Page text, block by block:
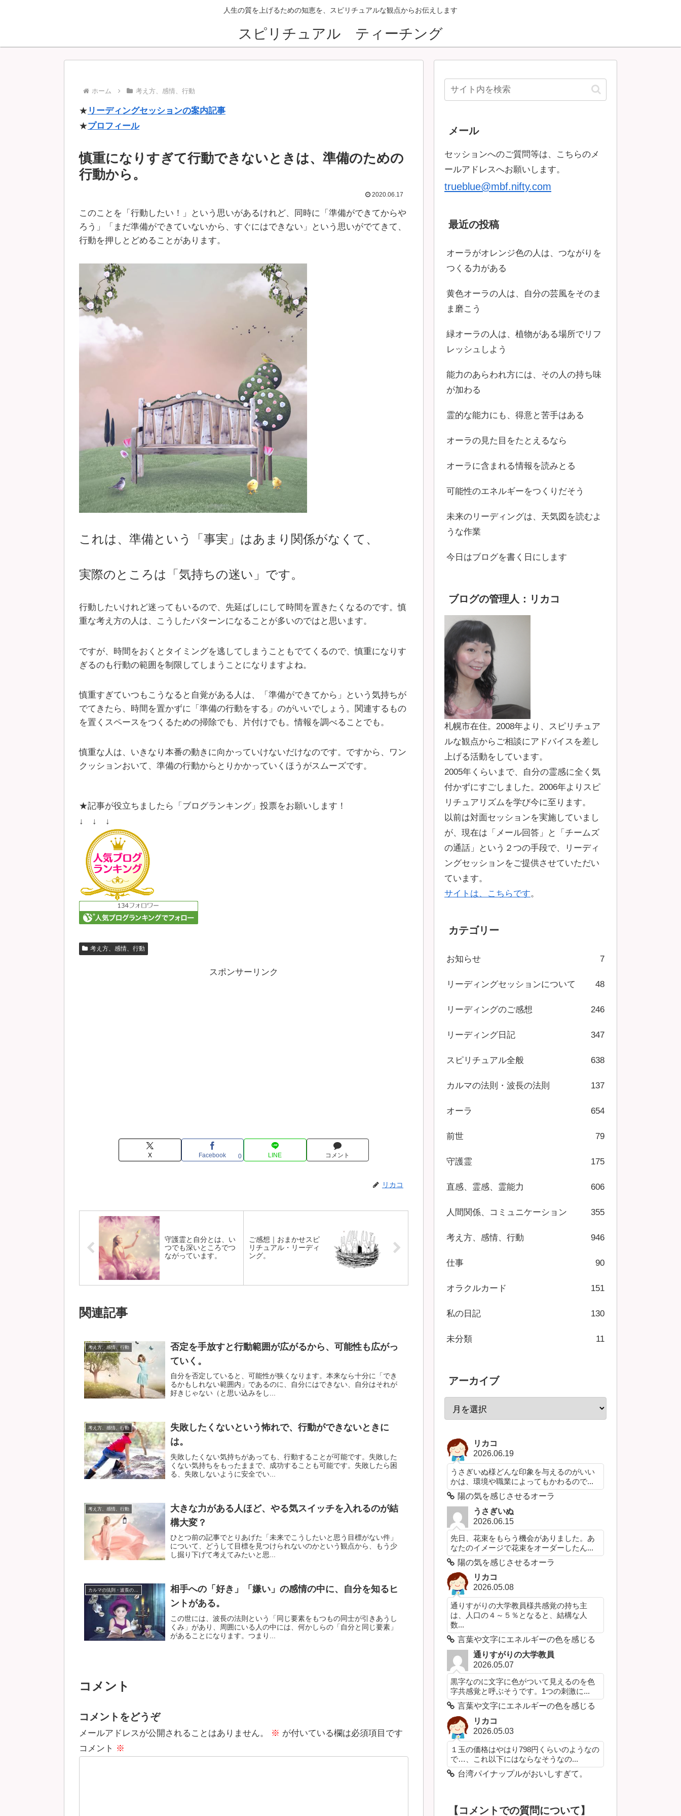
人生の質を上げるための知恵を、スピリチュアルな観点からお伝えします
スピリチュアル ティーチング
ホーム 考え方、感情、行動
★ リーディングセッションの案内記事
★プロフィール
慎重になりすぎて行動できないときは、準備のための
行動から。
2020.06.17
このことを「行動したい！」という思いがあるけれど、同時に「準備ができてからや
ろう」「まだ準備ができていないから、すぐにはできない」という思いがでてきて、
行動を押しとどめることがあります。
これは、準備という「事実」はあまり関係がなくて、
実際のところは「気持ちの迷い」です。
行動したいけれど迷ってもいるので、先延ばしにして時間を置きたくなるのです。慎
重な考え方の人は、こうしたパターンになることが多いのではと思います。
ですが、時間をおくとタイミングを逃してしまうこともでてくるので、慎重になりす
ぎるのも行動の範囲を制限してしまうことになりますよね。
慎重すぎていつもこうなると自覚がある人は、「準備ができてから」という気持ちが
でてきたら、時間を置かずに「準備の行動をする」のがいいでしょう。関連するもの
を置くスペースをつくるための掃除でも、片付けでも。情報を調べることでも。
慎重な人は、いきなり本番の動きに向かっていけないだけなのです。ですから、ワン
クッションおいて、準備の行動からとりかかっていくほうがスムーズです。
★記事が役立ちましたら「ブログランキング」投票をお願いします！
↓ ↓ ↓
考え方、感情、行動
スポンサーリンク
X Facebook 0 LINE コメント
リカコ
守護霊と自分とは、い
つでも深いところでつ
ながっています。
ご感想｜おまかせスピ
リチュアル・リーディ
ング。
関連記事
考え方、感情、行動
否定を手放すと行動範囲が広がるから、可能性も広がっ
ていく。
自分を否定していると、可能性が狭くなります。本来なら十分に「でき
るかもしれない範囲内」であるのに、自分にはできない、自分はそれが
好きじゃない（と思い込みをし...
考え方、感情、行動
失敗したくないという怖れで、行動ができないときに
は。
失敗したくない気持ちがあっても、行動することが可能です。失敗した
くない気持ちをもったままで、成功することも可能です。失敗したら困
る、失敗しないように安全でい...
考え方、感情、行動
大きな力がある人ほど、やる気スイッチを入れるのが結
構大変？
ひとつ前の記事でとりあげた「未来でこうしたいと思う目標がない件」
について、どうして目標を見つけられないのかという観点から、もう少
し掘り下げて考えてみたいと思...
カルマの法則・波長の法則
相手への「好き」「嫌い」の感情の中に、自分を知るヒ
ントがある。
この世には、波長の法則という「同じ要素をもつもの同士が引きあうし
くみ」があり、周囲にいる人の中には、何かしらの「自分と同じ要素」
があることになります。つまり...
コメント
コメントをどうぞ
メールアドレスが公開されることはありません。 ※ が付いている欄は必須項目です
コメント ※
メール
セッションへのご質問等は、こちらのメ
ールアドレスへお願いします。
trueblue@mbf.nifty.com
最近の投稿
オーラがオレンジ色の人は、つながりを
つくる力がある
黄色オーラの人は、自分の芸風をそのま
ま磨こう
緑オーラの人は、植物がある場所でリフ
レッシュしよう
能力のあらわれ方には、その人の持ち味
が加わる
霊的な能力にも、得意と苦手はある
オーラの見た目をたとえるなら
オーラに含まれる情報を読みとる
可能性のエネルギーをつくりだそう
未来のリーディングは、天気図を読むよ
うな作業
今日はブログを書く日にします
ブログの管理人：リカコ
札幌市在住。2008年より、スピリチュア
ルな観点からご相談にアドバイスを差し
上げる活動をしています。
2005年くらいまで、自分の霊感に全く気
付かずにすごしました。2006年よりスピ
リチュアリズムを学び今に至ります。
以前は対面セッションを実施していまし
が、現在は「メール回答」と「チームズ
の通話」という２つの手段で、リーディ
ングセッションをご提供させていただい
ています。
サイトは、こちらです。
カテゴリー
お知らせ 7
リーディングセッションについて 48
リーディングのご感想 246
リーディング日記 347
スピリチュアル全般 638
カルマの法則・波長の法則 137
オーラ 654
前世 79
守護霊 175
直感、霊感、霊能力 606
人間関係、コミュニケーション 355
考え方、感情、行動 946
仕事 90
オラクルカード 151
私の日記 130
未分類 11
アーカイブ
リカコ
2026.06.19
うさぎいぬ様どんな印象を与えるのがいい
かは、環境や職業によってもかわるので...
陽の気を感じさせるオーラ
うさぎいぬ
2026.06.15
先日、花束をもらう機会がありました。あ
なたのイメージで花束をオーダーしたん...
陽の気を感じさせるオーラ
リカコ
2026.05.08
通りすがりの大学教員様共感覚の持ち主
は、人口の４～５％となると、結構な人
数...
言葉や文字にエネルギーの色を感じる
通りすがりの大学教員
2026.05.07
黒字なのに文字に色がついて見えるのを色
字共感覚と呼ぶそうです。1つの刺激に...
言葉や文字にエネルギーの色を感じる
リカコ
2026.05.03
１玉の価格はやはり798円くらいのようなの
で…、これ以下にはならなそうなの...
台湾パイナップルがおいしすぎて。
【コメントでの質問について】